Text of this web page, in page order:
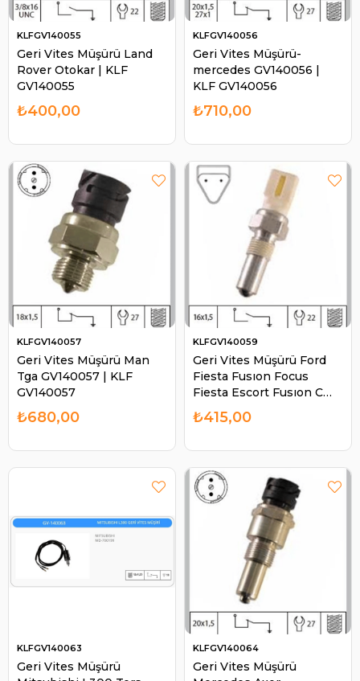
Geri Vites Müşürü Land
Rover Otokar | KLF
GV140055
KLFGV140055
₺400,00
Geri Vites Müşürü-
mercedes GV140056 |
KLF GV140056
KLFGV140056
₺710,00
Geri Vites Müşürü Man
Tga GV140057 | KLF
GV140057
KLFGV140057
₺680,00
Geri Vites Müşürü Ford
Fiesta Fusıon Focus
Fiesta Escort Fusıon C
Max Ford Ka Volvo C30
GV140059 | KLF
KLFGV140059
₺415,00
Geri Vites Müşürü
KLFGV140063
Geri Vites Müşürü
KLFGV140064